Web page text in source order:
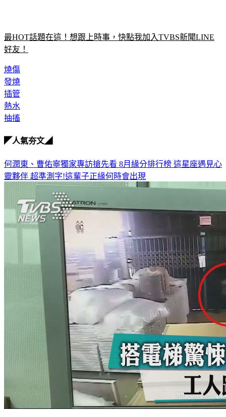
最HOT話題在這！想跟上時事，快點我加入TVBS新聞LINE
好友！
燒傷
發燒
插管
熱水
抽搐
◤人氣夯文◢
何潤東、曹佑寧獨家專訪搶先看 8月緣分排行榜 這星座遇見心
靈夥伴 超準測字!這輩子正緣何時會出現